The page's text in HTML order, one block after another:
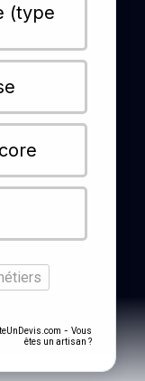
(type
- Vous
êtes un artisan ?